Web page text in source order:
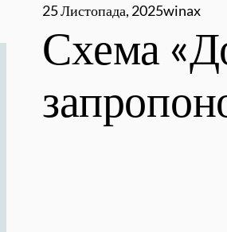
25 Листопада, 2025winax
Схема